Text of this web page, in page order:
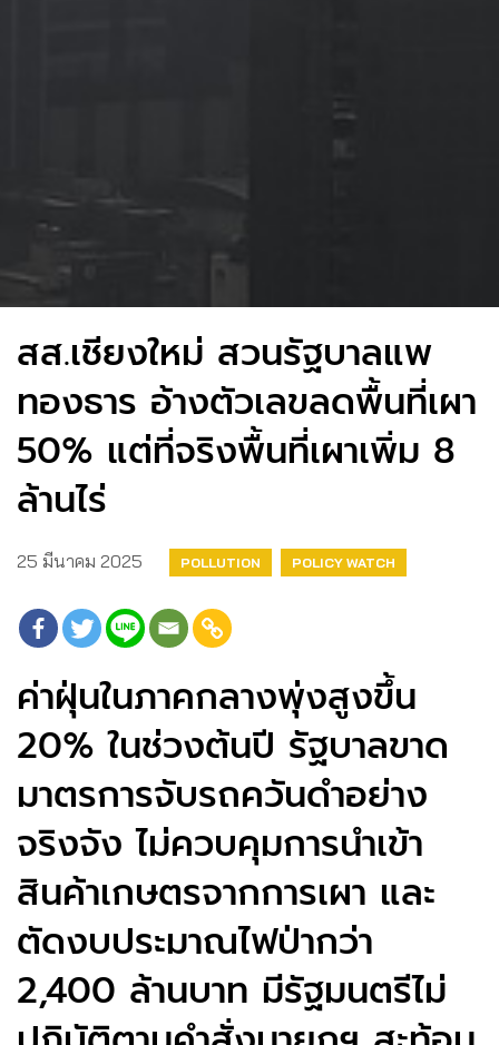
สส.เชียงใหม่ สวนรัฐบาลแพ
ทองธาร อ้างตัวเลขลดพื้นที่เผา
50% แต่ที่จริงพื้นที่เผาเพิ่ม 8
ล้านไร่
25 มีนาคม 2025 POLLUTION POLICY WATCH
ค่าฝุ่นในภาคกลางพุ่งสูงขึ้น
20% ในช่วงต้นปี รัฐบาลขาด
มาตรการจับรถควันดำอย่าง
จริงจัง ไม่ควบคุมการนำเข้า
สินค้าเกษตรจากการเผา และ
ตัดงบประมาณไฟป่ากว่า
2,400 ล้านบาท มีรัฐมนตรีไม่